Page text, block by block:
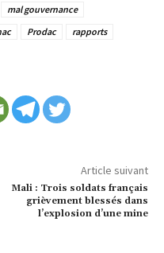
mal gouvernance
Prodac
rapports
Article suivant
Mali : Trois soldats français
grièvement blessés dans
l’explosion d’une mine